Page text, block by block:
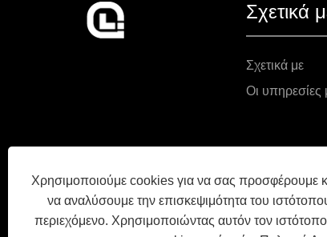
Σχετικά
Σχετικά με
Οι υπηρεσίες
Χρησιμοποιούμε cookies για να σας προσφέρουμε
να αναλύσουμε την επισκεψιμότητα του
περιεχόμενο. Χρησιμοποιώντας αυτόν τον